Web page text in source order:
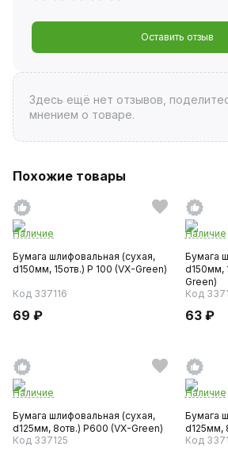
Оставить отзыв
Здесь ещё нет отзывов,
мнением о товаре.
Похожие товары
Наличие
Бумага шлифовальная (сухая,
d150мм, 15отв.) P 100 (VX-Green)
Код 337116
69 ₽
Наличие
Бумага
d150мм,
Green)
Код
63 ₽
Наличие
Бумага шлифовальная (сухая,
d125мм, 8отв.) P600 (VX-Green)
Код 337125
Наличие
Бумага
d125мм,
Код